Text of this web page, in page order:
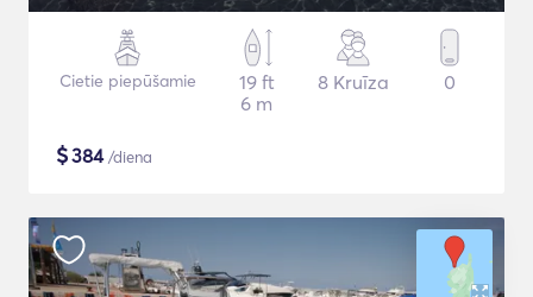
Cietie piepūšamie
19 ft
6 m
8 Kruīza 0
$384/diena